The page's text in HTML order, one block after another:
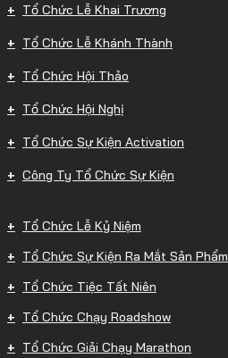
Tổ Chức Lễ Khai Trương
Tổ Chức Lễ Khánh Thành
Tổ Chức Hội Thảo
Tổ Chức Hội Nghị
Tổ Chức Sự Kiện Activation
Công Ty Tổ Chức Sự Kiện
Tổ Chức Lễ Kỷ Niệm
Tổ Chức Sự Kiện Ra Mắt Sản Phẩm
Tổ Chức Tiệc Tất Niên
Tổ Chức Chạy Roadshow
Tổ Chức Giải Chạy Marathon